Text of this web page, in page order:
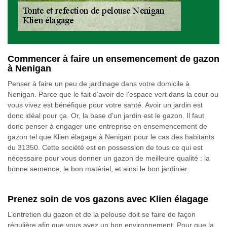
Commencer à faire un ensemencement de gazon
à Nenigan
Penser à faire un peu de jardinage dans votre domicile à
Nenigan. Parce que le fait d’avoir de l’espace vert dans la cour ou
vous vivez est bénéfique pour votre santé. Avoir un jardin est
donc idéal pour ça. Or, la base d’un jardin est le gazon. Il faut
donc penser à engager une entreprise en ensemencement de
gazon tel que Klien élagage à Nenigan pour le cas des habitants
du 31350. Cette société est en possession de tous ce qui est
nécessaire pour vous donner un gazon de meilleure qualité : la
bonne semence, le bon matériel, et ainsi le bon jardinier.
Prenez soin de vos gazons avec Klien élagage
L’entretien du gazon et de la pelouse doit se faire de façon
régulière afin que vous ayez un bon environnement. Pour que la